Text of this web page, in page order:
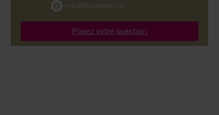
info@lipoelastic.nl
Posez votre question